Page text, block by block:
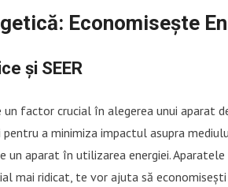
Economisește
și SEER
factor crucial în alegerea unui aparat
a minimiza impactul asupra
un aparat în utilizarea energiei.
mai ridicat, te vor ajuta să